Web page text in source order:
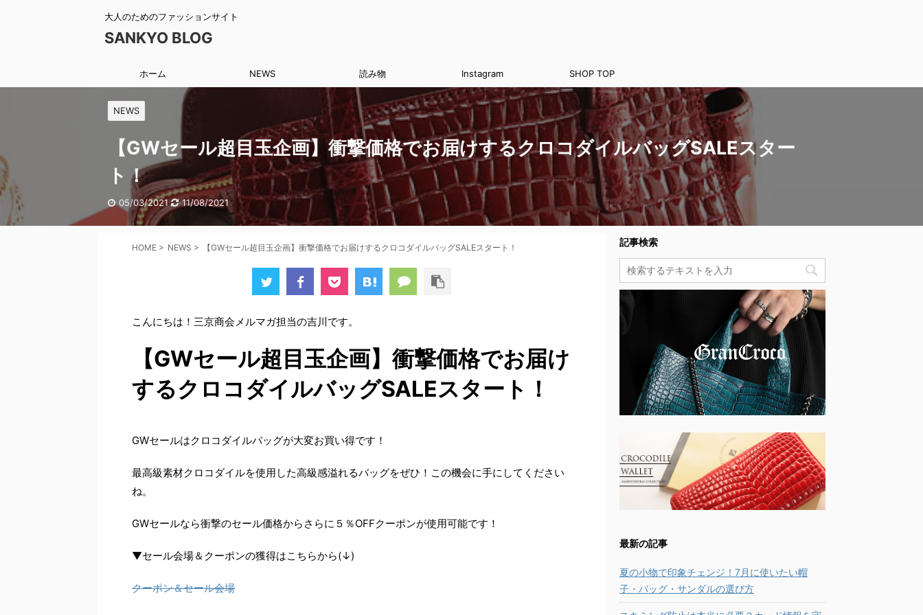
大人のためのファッションサイト
SANKYO BLOG
ホーム NEWS 読み物 Instagram SHOP TOP
NEWS
【GWセール超目玉企画】衝撃価格でお届けするクロコダイルバッグSALEスター
ト！
05/03/2021 11/08/2021
HOME > NEWS > 【GWセール超目玉企画】衝撃価格でお届けするクロコダイルバッグSALEスタート！
こんにちは！三京商会メルマガ担当の吉川です。
【GWセール超目玉企画】衝撃価格でお届け
するクロコダイルバッグSALEスタート！
GWセールはクロコダイルバッグが大変お買い得です！
最高級素材クロコダイルを使用した高級感溢れるバッグをぜひ！この機会に手にしてください
ね。
GWセールなら衝撃のセール価格からさらに５％OFFクーポンが使用可能です！
▼セール会場＆クーポンの獲得はこちらから(↓)
クーポン＆セール会場
記事検索
最新の記事
夏の小物で印象チェンジ！7月に使いたい帽
子・バッグ・サンダルの選び方